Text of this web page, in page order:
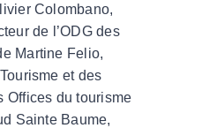
Colombano,
de l’ODG des
Martine Felio,
et des
Offices du tourisme
Sainte Baume,